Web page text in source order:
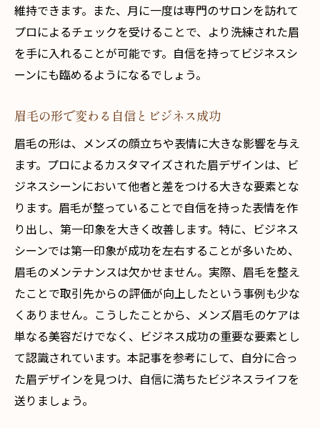
維持できます。また、月に一度は専門のサロンを訪れて
プロによるチェックを受けることで、より洗練された眉
を手に入れることが可能です。自信を持ってビジネスシ
ーンにも臨めるようになるでしょう。
眉毛の形で変わる自信とビジネス成功
眉毛の形は、メンズの顔立ちや表情に大きな影響を与え
ます。プロによるカスタマイズされた眉デザインは、ビ
ジネスシーンにおいて他者と差をつける大きな要素とな
ります。眉毛が整っていることで自信を持った表情を作
り出し、第一印象を大きく改善します。特に、ビジネス
シーンでは第一印象が成功を左右することが多いため、
眉毛のメンテナンスは欠かせません。実際、眉毛を整え
たことで取引先からの評価が向上したという事例も少な
くありません。こうしたことから、メンズ眉毛のケアは
単なる美容だけでなく、ビジネス成功の重要な要素とし
て認識されています。本記事を参考にして、自分に合っ
た眉デザインを見つけ、自信に満ちたビジネスライフを
送りましょう。